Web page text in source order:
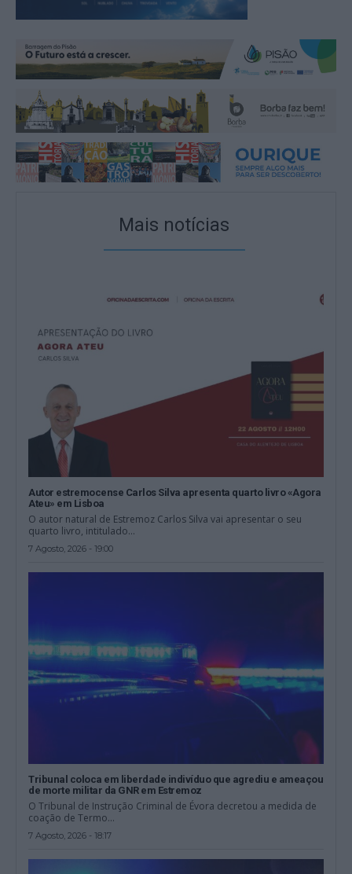
Mais notícias
Autor estremocense Carlos Silva apresenta quarto livro «Agora
Ateu» em Lisboa
O autor natural de Estremoz Carlos Silva vai apresentar o seu
quarto livro, intitulado...
7 Agosto, 2026 - 19:00
Tribunal coloca em liberdade indivíduo que agrediu e ameaçou
de morte militar da GNR em Estremoz
O Tribunal de Instrução Criminal de Évora decretou a medida de
coação de Termo...
7 Agosto, 2026 - 18:17